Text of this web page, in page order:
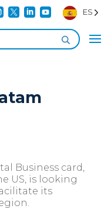
   ES
Business card,
US, is looking
its